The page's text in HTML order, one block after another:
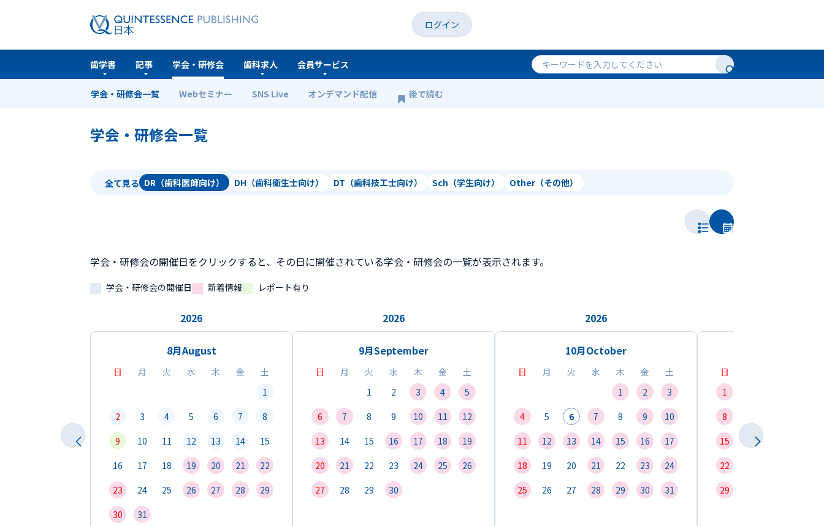
ログイン
歯学書 記事 学会・研修会
学会・研修会一覧 Webセミナー SNS Live オンデマンド配信 後で読む
歯科求人 会員サービス
ホーム 学会・研修会一覧
学会・研修会一覧
全て見る DR（歯科医師向け） DH（歯科衛生士向け） DT（歯科技工士向け） Sch（学生向け） Other（その他）
学会・研修会の開催日をクリックすると、その日に開催されている学会・研修会の一覧が表示されます。
学会・研修会の開催日 新着情報 レポート有り
2026
8月August
日 月 火 水 木 金
土
1
2
3 4 5 6 7
8
9
10 11 12 13 14
15
16
17 18 19 20 21
22
23
24 25 26 27 28
29
30
31
2026
9月September
日 月 火 水 木 金
土
1
2 3 4
5
6
7 8 9 10 11
12
13
14 15 16 17 18
19
20
21 22 23 24 25
26
27
28 29 30
2026
10月October
日 月 火 水 木 金
土
1
2
3
4
5 6 7 8 9
10
11
12 13 14 15 16
17
18
19 20 21 22 23
24
25
26 27 28 29 30 31
日
1
8
15
22
29